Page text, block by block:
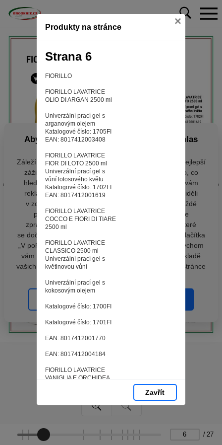
Produkty na stránce ×
Strana 6
FIORILLO
FIORILLO LAVATRICE
OLIO DI ARGAN 2500 ml
Univerzální prací gel s
arganovým olejem
Katalogové číslo: 1705FI
EAN: 8017412003408
FIORILLO LAVATRICE
FIOR DI LOTO 2500 ml
Univerzální prací gel s
vůní lotosového květu
Katalogové číslo: 1702FI
EAN: 8017412001619
FIORILLO LAVATRICE
COCCO E FIORI DI TIARE
2500 ml
FIORILLO LAVATRICE
CLASSICO 2500 ml
Univerzální prací gel s
květinovou vůní
Univerzální prací gel s
kokosovým olejem
Katalogové číslo: 1700FI
Katalogové číslo: 1701FI
EAN: 8017412001770
EAN: 8017412004184
FIORILLO LAVATRICE
VANIGLIA E ORCHIDEA
MUSCHIO BIANCO
Univerzální prací gel s
vůní vanilky a orchideje
Zavřít
/ 27
Aby web fungoval tak, jak ho znáte (souhlas
Záleží nám na tom, aby pro vás nakupování bylo co nejlepší
zážitkem. Abyste na našich stránkách rychle našli to, co
hledáte, ušetřili spoustu klikání a nezobrazovaly se vám
reklamy na věci, které vás nezajímají. Abyste web viděli
v zobrazení na které jste zvyklí a nemuseli se pokaždé
přihlašovat. Proto od vás potřebujeme souhlas se
zpracováním souborů cookies - malých souborů, které
se dočasně ukládají ve vašem prohlížeči. Stisknutím tlačítka
„V pořádku“ souhlasíte s nastavením cookies tak, abychom
vám poskytovali smysluplné a užitečné služby na základě
vašich údajů. Svůj souhlas můžete kdykoli změnit na stránce